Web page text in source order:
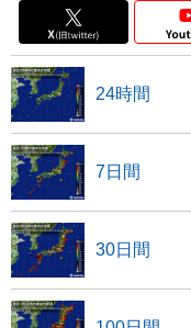
24時間
7日間
30日間